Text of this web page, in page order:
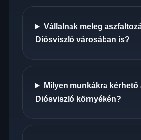
Vállalnak meleg
Diósviszló városában is?
Milyen munkákra kérhető
Diósviszló környékén?